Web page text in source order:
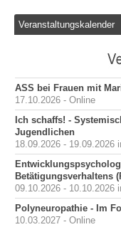
Veranstaltungskalender
ASS bei Frauen mit
17.10.2026 - Online
Ich schaffs! -
Jugendlichen
18.09.2026 - 19.09.2026
Betätigungsverhaltens
09.10.2026 - 10.10.2026
Polyneuropathie - Im
10.03.2027 - Online